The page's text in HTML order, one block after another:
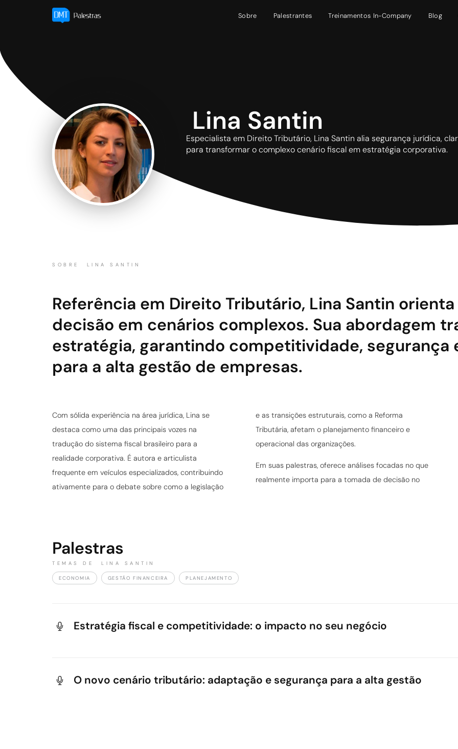
Sobre Palestrantes Treinamentos In-Company Blog
Lina Santin
Especialista em Direito Tributário, Lina Santin alia segurança jurídica,
para transformar o complexo cenário fiscal em estratégia corporativa.
SOBRE LINA SANTIN
Referência em Direito Tributário, Lina Santin
decisão em cenários complexos. Sua abordagem
estratégia, garantindo competitividade, segurança
para a alta gestão de empresas.
Com sólida experiência na área jurídica, Lina se
destaca como uma das principais vozes na
tradução do sistema fiscal brasileiro para a
realidade corporativa. É autora e articulista
frequente em veículos especializados, contribuindo
ativamente para o debate sobre como a legislação
e as transições estruturais, como a Reforma
Tributária, afetam o planejamento financeiro e
operacional das organizações.
Em suas palestras, oferece análises focadas no que
realmente importa para a tomada de decisão no
Palestras
TEMAS DE LINA SANTIN
ECONOMIA GESTÃO FINANCEIRA PLANEJAMENTO
Estratégia fiscal e competitividade: o impacto no seu negócio
rentabilidade da organização.
O novo cenário tributário: adaptação e segurança para a alta gestão